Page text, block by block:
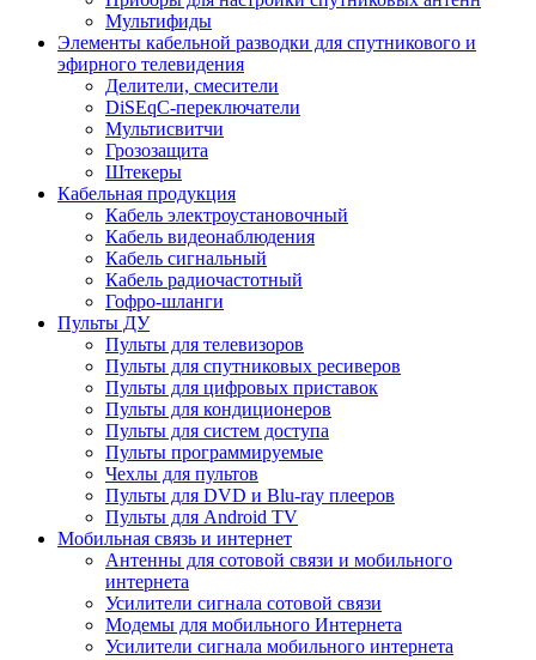
Мультифиды
Элементы кабельной разводки для спутникового и
эфирного телевидения
Делители, смесители
DiSEqC-переключатели
Мультисвитчи
Грозозащита
Штекеры
Кабельная продукция
Кабель электроустановочный
Кабель видеонаблюдения
Кабель сигнальный
Кабель радиочастотный
Гофро-шланги
Пульты ДУ
Пульты для телевизоров
Пульты для спутниковых ресиверов
Пульты для цифровых приставок
Пульты для кондиционеров
Пульты для систем доступа
Пульты программируемые
Чехлы для пультов
Пульты для DVD и Blu-ray плееров
Пульты для Android TV
Мобильная связь и интернет
Антенны для сотовой связи и мобильного
интернета
Усилители сигнала сотовой связи
Модемы для мобильного Интернета
Усилители сигнала мобильного интернета